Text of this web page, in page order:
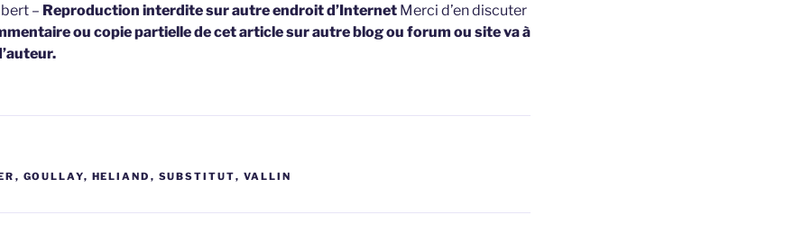
– Reproduction interdite sur autre endroit d’Internet Merci d’en discuter
ou copie partielle de cet article sur autre blog ou forum ou site va à
, GOULLAY, HELIAND , SUBSTITUT, VALLIN